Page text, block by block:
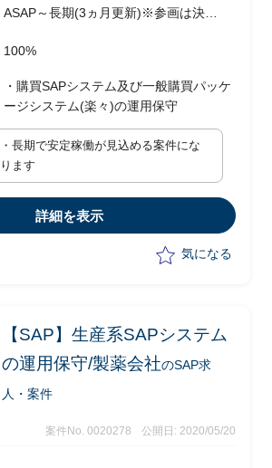
ASAP～長期(3ヵ月更新)※参画は決定
100%
・購買SAPシステム及び一般購買パッケ
ージシステム(楽々)の運用保守
・長期で安定稼働が見込める案件にな
ります
詳細を表示
気になる
【SAP】生産系SAPシステム
の運用保守/製薬会社のSAP求
人・案件
案件No. 0020278 公開日: 2020/05/20